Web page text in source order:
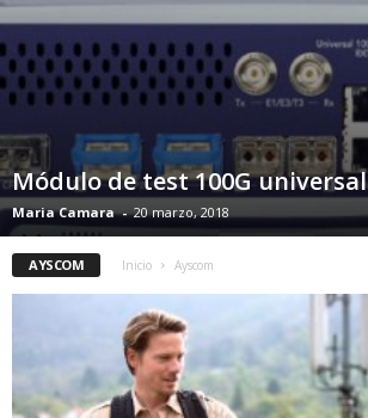
Módulo de test 100G universal
Maria Camara - 20 marzo, 2018
AYSCOM Inicio Ayscom